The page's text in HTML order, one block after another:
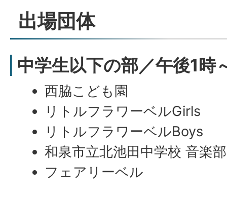
出場団体
中学生以下の部／午後1時
西脇こども園
リトルフラワーベルGirls
リトルフラワーベルBoys
和泉市立北池田中学校 音楽部
フェアリーベル